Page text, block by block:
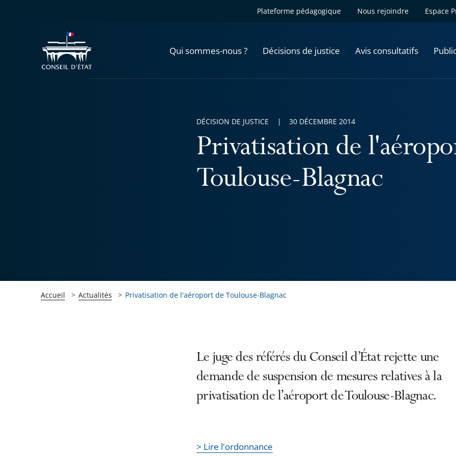
Plateforme pédagogique Nous rejoindre Espace
Qui sommes-nous ? Décisions de justice Avis consultatifs
Privatisation de
Toulouse-Blagnac
DÉCISION DE JUSTICE 30 DÉCEMBRE 2014
Accueil Actualités Privatisation de l'aéroport de Toulouse-Blagnac
Le juge des référés du Conseil d’État rejette une
demande de suspension de mesures relatives à la
privatisation de l’aéroport de Toulouse-Blagnac.
> Lire l'ordonnance